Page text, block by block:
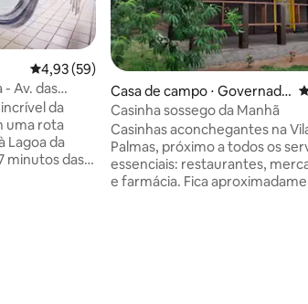
4,93 de uma avaliação média de 5, 59
4,93 (59)
- Av. das
da
Lagoa da
minutos das
Casa de campo ⋅ Governado
r Celso Ramos
Casinha sossego da Manhã
Casinhas aconchegantes na
Palmas, próximo a todos os
essenciais: restaurantes,
e farmácia. Fica